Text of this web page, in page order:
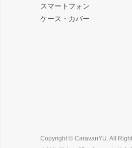
スマートフォン
ケース・カバー
Copyright © CaravanYU. All